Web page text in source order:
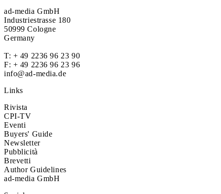
ad-media GmbH
Industriestrasse 180
50999 Cologne
Germany
T: + 49 2236 96 23 90
F: + 49 2236 96 23 96
info@ad-media.de
Links
Rivista
CPI-TV
Eventi
Buyers' Guide
Newsletter
Pubblicità
Brevetti
Author Guidelines
ad-media GmbH